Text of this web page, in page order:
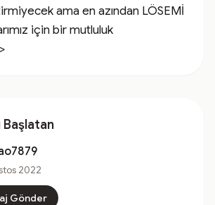
ama en azından LÖSEMİ
için bir mutluluk
Başlatan
2022
Gönder